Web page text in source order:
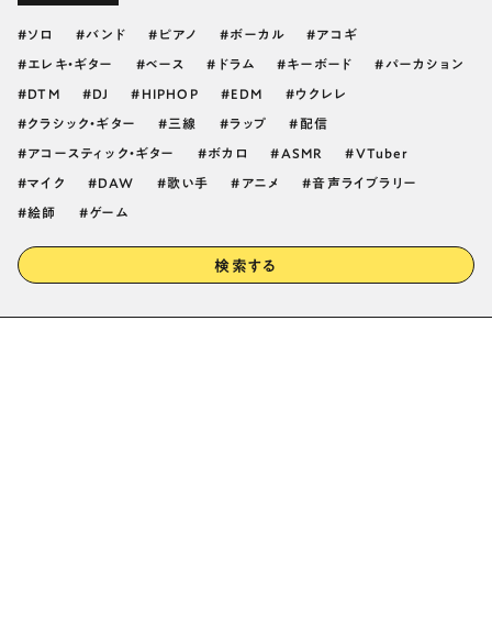
ソロ バンド ピアノ ボーカル アコギ
エレキ・ギター ベース ドラム キーボード パーカション
DTM DJ HIPHOP EDM ウクレレ
クラシック・ギター 三線 ラップ 配信
アコースティック・ギター ボカロ ASMR VTuber
マイク DAW 歌い手 アニメ 音声ライブラリー
絵師 ゲーム
検索する